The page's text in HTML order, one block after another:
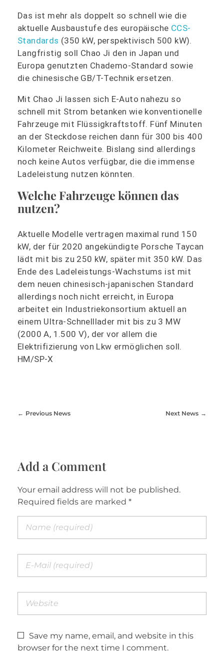
Das ist mehr als doppelt so schnell wie die
aktuelle Ausbaustufe des europäische CCS-
Standards (350 kW, perspektivisch 500 kW).
Langfristig soll Chao Ji den in Japan und
Europa genutzten Chademo-Standard sowie
die chinesische GB/T-Technik ersetzen.
Mit Chao Ji lassen sich E-Auto nahezu so
schnell mit Strom betanken wie konventionelle
Fahrzeuge mit Flüssigkraftstoff. Fünf Minuten
an der Steckdose reichen dann für 300 bis 400
Kilometer Reichweite. Bislang sind allerdings
noch keine Autos verfügbar, die die immense
Ladeleistung nutzen könnten.
Welche Fahrzeuge können das
nutzen?
Aktuelle Modelle vertragen maximal rund 150
kW, der für 2020 angekündigte Porsche Taycan
lädt mit bis zu 250 kW, später mit 350 kW. Das
Ende des Ladeleistungs-Wachstums ist mit
dem neuen chinesisch-japanischen Standard
allerdings noch nicht erreicht, in Europa
arbeitet ein Industriekonsortium aktuell an
einem Ultra-Schnelllader mit bis zu 3 MW
(2000 A, 1.500 V), der vor allem die
Elektrifizierung von Lkw ermöglichen soll.
HM/SP-X
Previous News Next News
Add a Comment
Your email address will not be published.
Required fields are marked *
Save my name, email, and website in this
browser for the next time I comment.